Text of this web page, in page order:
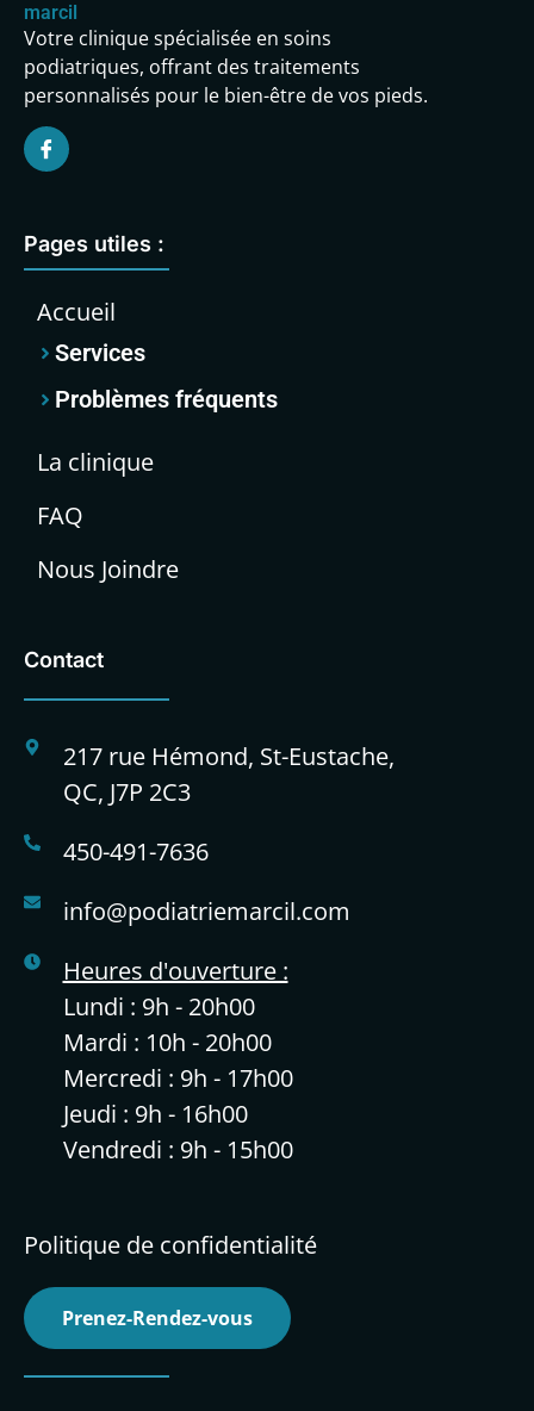
Votre clinique spécialisée en soins
podiatriques, offrant des traitements
personnalisés pour le bien-être de vos pieds.
Pages utiles :
Accueil
Services
Problèmes fréquents
La clinique
FAQ
Nous Joindre
Contact
217 rue Hémond, St-Eustache,
QC, J7P 2C3
450-491-7636
info@podiatriemarcil.com
Heures d'ouverture :
Lundi : 9h - 20h00
Mardi : 10h - 20h00
Mercredi : 9h - 17h00
Jeudi : 9h - 16h00
Vendredi : 9h - 15h00
Politique de confidentialité
Prenez-Rendez-vous